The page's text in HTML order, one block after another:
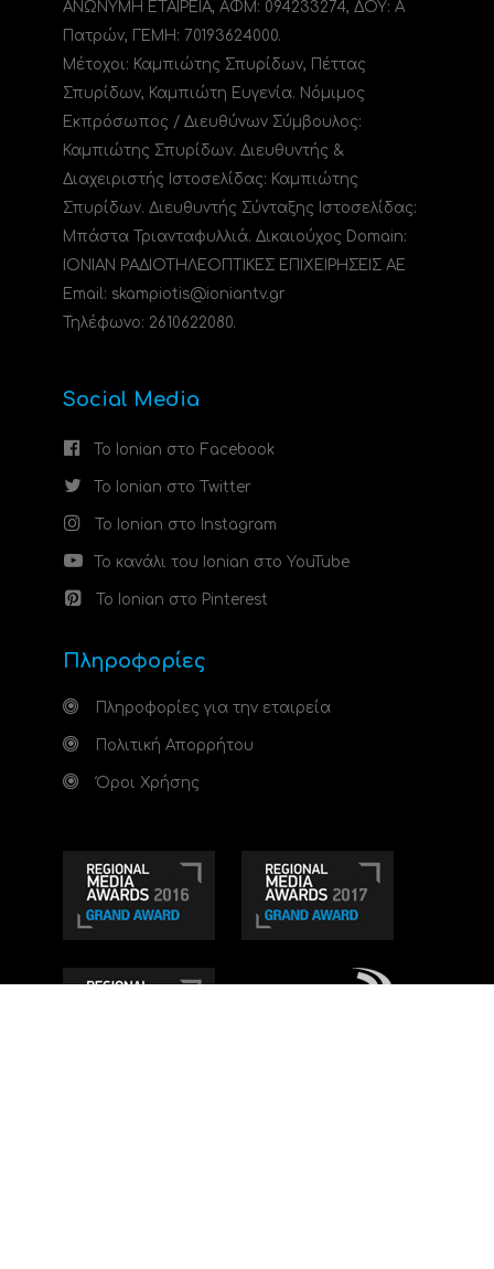
ΑΝΩΝΥΜΗ ΕΤΑΙΡΕΙΑ, ΑΦΜ: 094233274, ΔΟΥ: A
Πατρών, ΓΕΜΗ: 70193624000.
Μέτοχοι: Καμπιώτης Σπυρίδων, Πέττας
Σπυρίδων, Καμπιώτη Ευγενία. Νόμιμος
Εκπρόσωπος / Διευθύνων Σύμβουλος:
Καμπιώτης Σπυρίδων. Διευθυντής &
Διαχειριστής Ιστοσελίδας: Καμπιώτης
Σπυρίδων. Διευθυντής Σύνταξης Ιστοσελίδας:
Μπάστα Τριανταφυλλιά. Δικαιούχος Domain:
ΙΟΝΙΑΝ ΡΑΔΙΟΤΗΛΕΟΠΤΙΚΕΣ ΕΠΙΧΕΙΡΗΣΕΙΣ ΑΕ
Email: skampiotis@ioniantv.gr
Τηλέφωνο: 2610622080.
Social Media
Το Ionian στο Facebook
Το Ionian στο Twitter
Το Ionian στο Instagram
Το κανάλι του Ionian στο YouTube
Το Ionian στο Pinterest
Πληροφορίες
Πληροφορίες για την εταιρεία
Πολιτική Απορρήτου
Όροι Χρήσης